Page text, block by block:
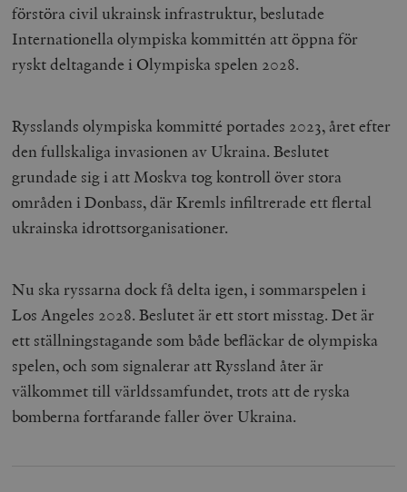
förstöra civil ukrainsk infrastruktur, beslutade
Internationella olympiska kommittén att öppna för
ryskt deltagande i Olympiska spelen 2028.
Rysslands olympiska kommitté portades 2023, året efter
den fullskaliga invasionen av Ukraina. Beslutet
grundade sig i att Moskva tog kontroll över stora
områden i Donbass, där Kremls infiltrerade ett flertal
ukrainska idrottsorganisationer.
Nu ska ryssarna dock få delta igen, i sommarspelen i
Los Angeles 2028. Beslutet är ett stort misstag. Det är
ett ställningstagande som både befläckar de olympiska
spelen, och som signalerar att Ryssland åter är
välkommet till världssamfundet, trots att de ryska
bomberna fortfarande faller över Ukraina.